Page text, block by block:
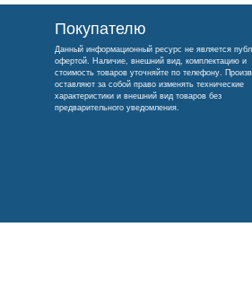
Покупателю
Данный информационный ресурс не является
офертой. Наличие, внешний вид, комплектацию и
стоимость товаров уточняйте по телефону.
оставляют за собой право изменять технические
характеристики и внешний вид товаров без
предварительного уведомления.